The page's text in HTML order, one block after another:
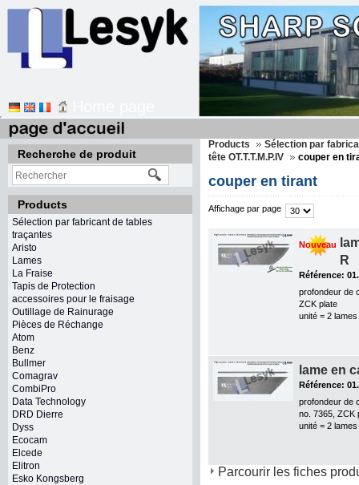
Recherche de produit
Products
Sélection par fabricant de tables
traçantes
Aristo
Lames
La Fraise
Tapis de Protection
accessoires pour le fraisage
Outillage de Rainurage
Pièces de Réchange
Atom
Benz
Bullmer
Comagrav
CombiPro
Data Technology
DRD Dierre
Dyss
Ecocam
Elcede
Elitron
Esko Kongsberg
Products
Sélection par
tête OT.T.T.M.P.IV
couper en
couper en tirant
Affichage par page
Nouveau
R
Référence:
profondeur de
ZCK plate
unité = 2 lames
lame en
Référence:
profondeur de
no. 7365, ZCK
unité = 2 lames
Parcourir les fiches